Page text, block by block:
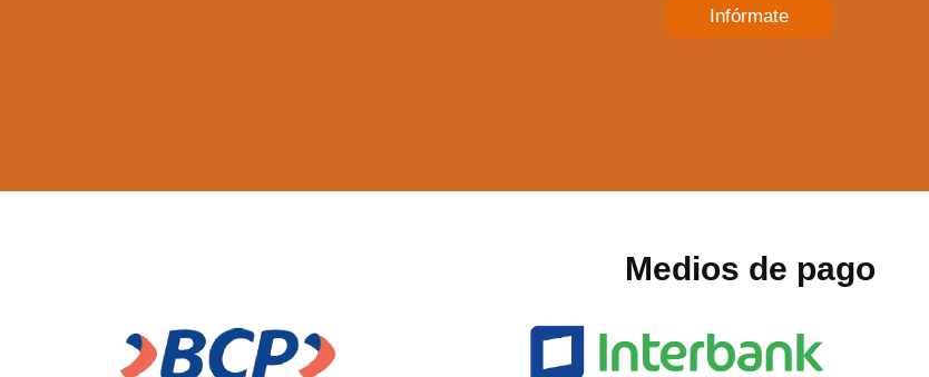
Infórmate
Medios de pago